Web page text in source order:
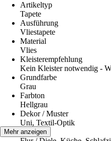
Artikeltyp
Tapete
Ausführung
Vliestapete
Material
Vlies
Kleisterempfehlung
Kein Kleister notwendig -
Grundfarbe
Grau
Farbton
Hellgrau
Dekor / Muster
Uni, Textil-Optik
Räume
Mehr anzeigen